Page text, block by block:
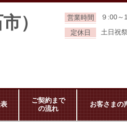
） 営業時間
９:00～
定休日
土日祝
ご契約まで
の流れ
お客さまの